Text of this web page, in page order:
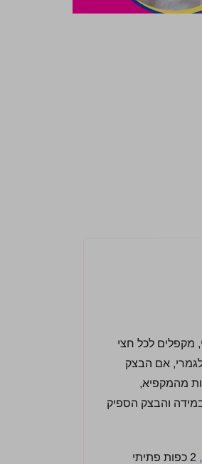
מקפלים לכל חצי
אם הבצק
ניתן לעצב ממנו "סירות". לכן, כדאי להוציא 2 יחידות מהמקפיא,
והבצק הספיק
2 כפות פתיתי